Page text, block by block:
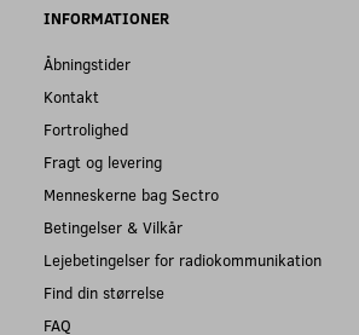
INFORMATIONER
Åbningstider
Kontakt
Fortrolighed
Fragt og levering
Menneskerne bag Sectro
Betingelser & Vilkår
Lejebetingelser for radiokommunikation
Find din størrelse
FAQ